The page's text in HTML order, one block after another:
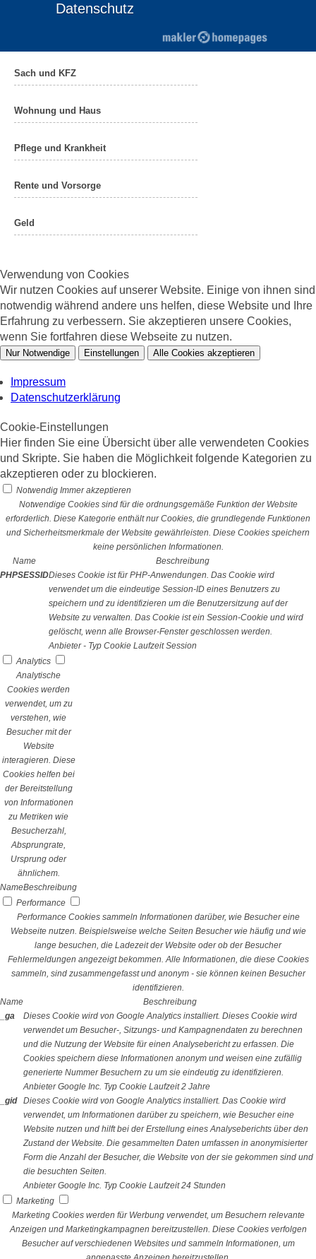
Datenschutz
Sach und KFZ
Wohnung und Haus
Pflege und Krankheit
Rente und Vorsorge
Geld
Verwendung von Cookies
Wir nutzen Cookies auf unserer Website. Einige von ihnen sind
notwendig während andere uns helfen, diese Website und Ihre
Erfahrung zu verbessern. Sie akzeptieren unsere Cookies,
wenn Sie fortfahren diese Webseite zu nutzen.
Nur Notwendige Einstellungen Alle Cookies akzeptieren
Impressum
Datenschutzerklärung
Cookie-Einstellungen
Hier finden Sie eine Übersicht über alle verwendeten Cookies
und Skripte. Sie haben die Möglichkeit folgende Kategorien zu
akzeptieren oder zu blockieren.
Notwendig Immer akzeptieren
Notwendige Cookies sind für die ordnungsgemäße Funktion der Website
erforderlich. Diese Kategorie enthält nur Cookies, die grundlegende Funktionen
und Sicherheitsmerkmale der Website gewährleisten. Diese Cookies speichern
keine persönlichen Informationen.
Name
Beschreibung
PHPSESSIDDieses Cookie ist für PHP-Anwendungen. Das Cookie wird
verwendet um die eindeutige Session-ID eines Benutzers zu
speichern und zu identifizieren um die Benutzersitzung auf der
Website zu verwalten. Das Cookie ist ein Session-Cookie und wird
gelöscht, wenn alle Browser-Fenster geschlossen werden.
Anbieter - Typ Cookie Laufzeit Session
Analytics
Analytische
Cookies werden
verwendet, um zu
verstehen, wie
Besucher mit der
Website
interagieren. Diese
Cookies helfen bei
der Bereitstellung
von Informationen
zu Metriken wie
Besucherzahl,
Absprungrate,
Ursprung oder
ähnlichem.
NameBeschreibung
Performance
Performance Cookies sammeln Informationen darüber, wie Besucher eine
Webseite nutzen. Beispielsweise welche Seiten Besucher wie häufig und wie
lange besuchen, die Ladezeit der Website oder ob der Besucher
Fehlermeldungen angezeigt bekommen. Alle Informationen, die diese Cookies
sammeln, sind zusammengefasst und anonym - sie können keinen Besucher
identifizieren.
Name
Beschreibung
_ga
Dieses Cookie wird von Google Analytics installiert. Dieses Cookie wird
verwendet um Besucher-, Sitzungs- und Kampagnendaten zu berechnen
und die Nutzung der Website für einen Analysebericht zu erfassen. Die
Cookies speichern diese Informationen anonym und weisen eine zufällig
generierte Nummer Besuchern zu um sie eindeutig zu identifizieren.
Anbieter Google Inc. Typ Cookie Laufzeit 2 Jahre
_gid
Dieses Cookie wird von Google Analytics installiert. Das Cookie wird
verwendet, um Informationen darüber zu speichern, wie Besucher eine
Website nutzen und hilft bei der Erstellung eines Analyseberichts über den
Zustand der Website. Die gesammelten Daten umfassen in anonymisierter
Form die Anzahl der Besucher, die Website von der sie gekommen sind und
die besuchten Seiten.
Anbieter Google Inc. Typ Cookie Laufzeit 24 Stunden
Marketing
Marketing Cookies werden für Werbung verwendet, um Besuchern relevante
Anzeigen und Marketingkampagnen bereitzustellen. Diese Cookies verfolgen
Besucher auf verschiedenen Websites und sammeln Informationen, um